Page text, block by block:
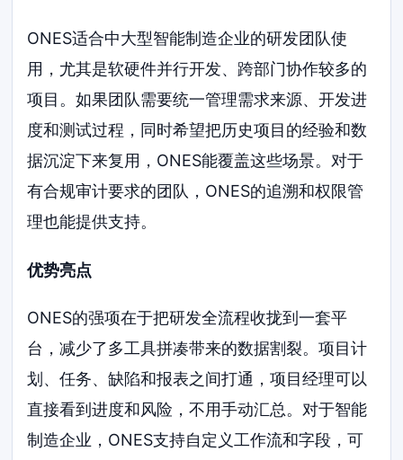
ONES适合中大型智能制造企业的研发团队使
用，尤其是软硬件并行开发、跨部门协作较多的
项目。如果团队需要统一管理需求来源、开发进
度和测试过程，同时希望把历史项目的经验和数
据沉淀下来复用，ONES能覆盖这些场景。对于
有合规审计要求的团队，ONES的追溯和权限管
理也能提供支持。
优势亮点
ONES的强项在于把研发全流程收拢到一套平
台，减少了多工具拼凑带来的数据割裂。项目计
划、任务、缺陷和报表之间打通，项目经理可以
直接看到进度和风险，不用手动汇总。对于智能
制造企业，ONES支持自定义工作流和字段，可